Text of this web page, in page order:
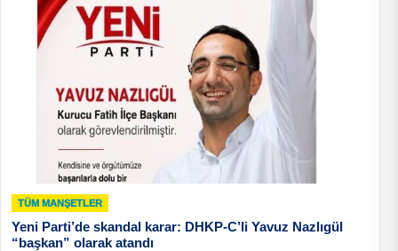
TÜM MANŞETLER
Yeni Parti’de skandal karar: DHKP-C’li Yavuz Nazlıgül
“başkan” olarak atandı